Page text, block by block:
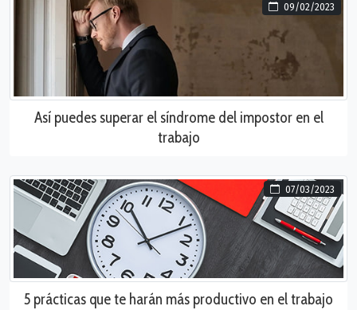
09/02/2023
Así puedes superar el síndrome del impostor en el
trabajo
07/03/2023
5 prácticas que te harán más productivo en el trabajo